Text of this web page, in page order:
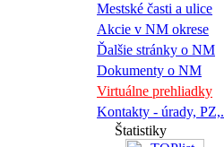
Mestské časti a ulice
Akcie v NM okrese
Ďalšie stránky o NM
Dokumenty o NM
Virtuálne prehliadky
Kontakty - úrady, PZ,.
Štatistiky